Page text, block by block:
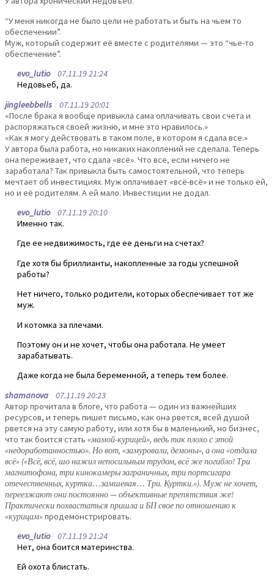
“У меня никогда не было цели не работать и быть на чьем то
обеспечении”.
Муж, который содержит её вместе с родителями — это “чье-то
обеспечение”.
evo_lutio07.11.19 21:24
Недовьеб, да.
jingleebbells 07.11.19 20:01
«После брака я вообще привыкла сама оплачивать свои счета и
распоряжаться своей жизню, и мне это нравилось.»
«Как я могу действовать в таком поле, в котором я сдала все.»
У автора была работа, но никаких накоплений не сделала. Теперь
она переживает, что сдала «всё». Что все, если ничего не
заработала? Так привыкла быть самостоятельной, что теперь
мечтает об инвестициях. Муж оплачивает «всё-всё» и не только ей,
но и её родителям. А ей мало. Инвестиции не додал.
evo_lutio07.11.19 20:10
Именно так.
Где ее недвижимость, где ее деньги на счетах?
Где хотя бы бриллианты, накопленные за годы успешной
работы?
Нет ничего, только родители, которых обеспечивает тот же
муж.
И котомка за плечами.
Поэтому он и не хочет, чтобы она работала. Не умеет
зарабатывать.
Даже когда не была беременной, а теперь тем более.
shamanova 07.11.19 20:23
Автор прочитала в блоге, что работа — один из важнейших
ресурсов, и теперь пишет письмо, как она рвется, всей душой
рвется на эту самую работу, или хотя бы в маленький, но бизнес,
что так боится стать «мамой-курицей», ведь так плохо с этой
«недоработанностью». Но вот, «замуровали, демоны», а она «отдала
всё» («Всё, всё, шо нажил непосильным трудом, всё же погибло! Три
магнитофона, три кинокамеры заграничных, три портсигара
отечественных, куртка…замшевая… Три. Куртки.»). Муж не хочет,
переезжают они постоянно — объективные препятствия же!
Практически похвастаться пришла и БП свое по отношению к
«курицам»продемонстрировать.
evo_lutio07.11.19 21:24
Нет, она боится материнства.
Ей охота блистать.